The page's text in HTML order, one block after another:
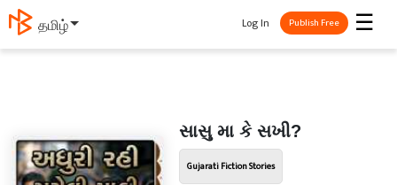
தமிழ் ☰
Log In Publish Free
સાસુ મા કે સખી?
Gujarati Fiction Stories